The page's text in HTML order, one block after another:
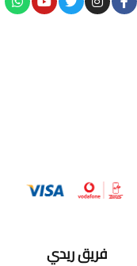
فريق ريدي